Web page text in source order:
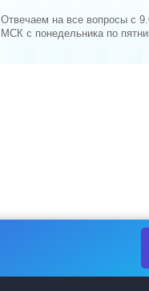
Отвечаем на все вопросы с
МСК с понедельника по